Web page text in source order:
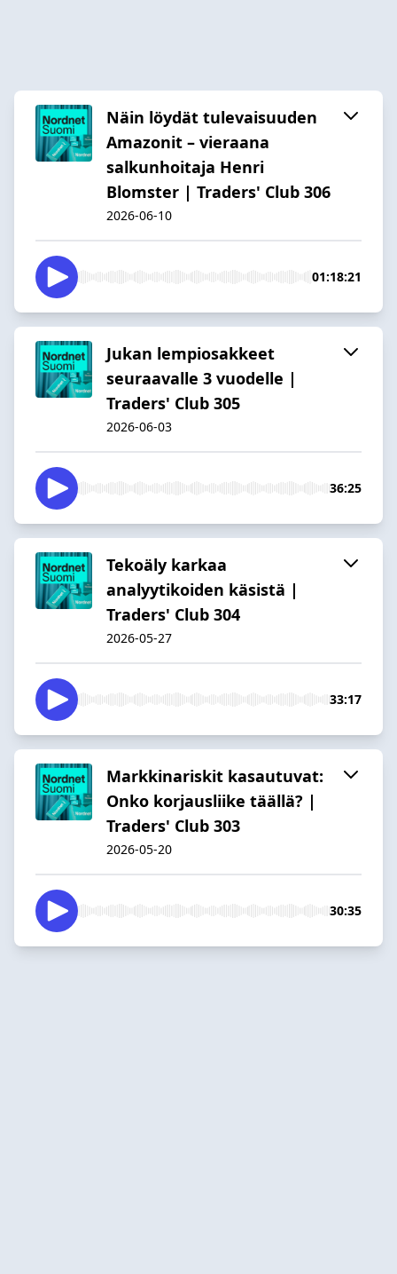
Näin löydät tulevaisuuden
Amazonit – vieraana
salkunhoitaja Henri
Blomster | Traders' Club 306
2026-06-10
01:18:21
Jukan lempiosakkeet
seuraavalle 3 vuodelle |
Traders' Club 305
2026-06-03
36:25
Tekoäly karkaa
analyytikoiden käsistä |
Traders' Club 304
2026-05-27
33:17
Markkinariskit kasautuvat:
Onko korjausliike täällä? |
Traders' Club 303
2026-05-20
30:35